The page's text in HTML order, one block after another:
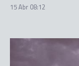
15 Abr 08:12